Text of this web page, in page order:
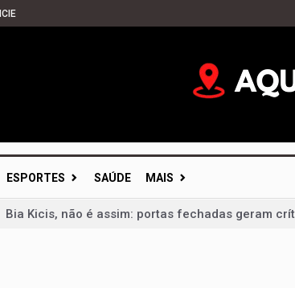
ESPORTES SAÚDE MAIS
Bia Kicis, não é assim: portas fechadas geram